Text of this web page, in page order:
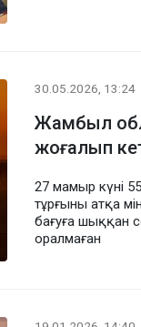
30.05.2026, 13:24
Жамбыл
жоғалып
27 мамыр күні
тұрғыны атқа
бағуға шыққан
оралмаған